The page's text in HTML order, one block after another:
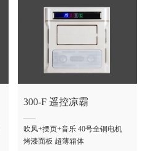
300-F 遥控凉霸
吹风+摆页+音乐 40号全铜电机
烤漆面板 超薄箱体